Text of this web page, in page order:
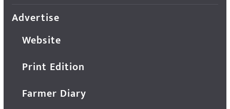
Advertise
Website
Print Edition
Farmer Diary